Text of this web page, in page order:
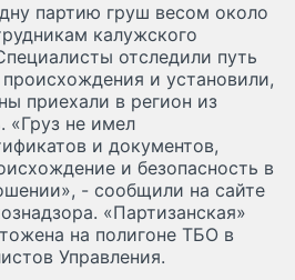
партию груш весом около
калужского
отследили путь
и установили,
приехали в регион из
«Груз не имел
и документов,
и безопасность в
- сообщили на сайте
«Партизанская»
на полигоне ТБО в
Управления.